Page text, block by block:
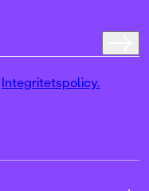
Integritetspolicy.